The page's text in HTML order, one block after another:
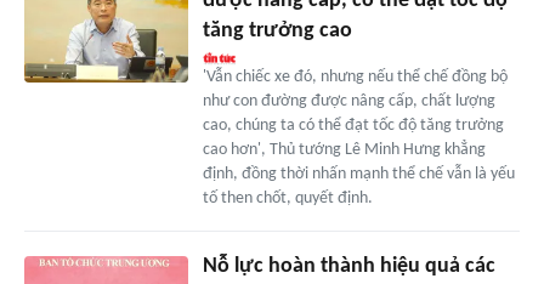
tăng trưởng cao
'Vẫn chiếc xe đó, nhưng nếu thể chế đồng bộ
như con đường được nâng cấp, chất lượng
cao, chúng ta có thể đạt tốc độ tăng trưởng
cao hơn', Thủ tướng Lê Minh Hưng khẳng
định, đồng thời nhấn mạnh thể chế vẫn là yếu
tố then chốt, quyết định.
Nỗ lực hoàn thành hiệu quả các